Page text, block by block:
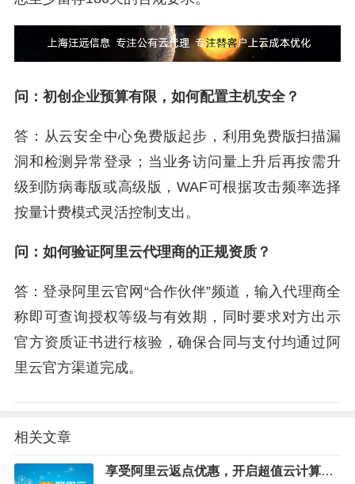
问：初创企业预算有限，如何配置主机安全？
答：从云安全中心免费版起步，利用免费版扫描漏
洞和检测异常登录；当业务访问量上升后再按需升
级到防病毒版或高级版，WAF可根据攻击频率选择
按量计费模式灵活控制支出。
问：如何验证阿里云代理商的正规资质？
答：登录阿里云官网“合作伙伴”频道，输入代理商全
称即可查询授权等级与有效期，同时要求对方出示
官方资质证书进行核验，确保合同与支付均通过阿
里云官方渠道完成。
相关文章
享受阿里云返点优惠，开启超值云计算之